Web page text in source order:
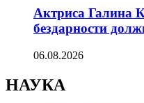
Актриса Галина
бездарности
06.08.2026
НАУКА